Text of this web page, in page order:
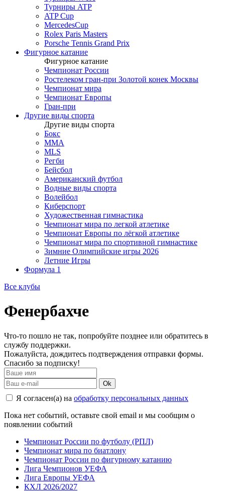
Турниры ATP
ATP Cup
MercedesCup
Rolex Paris Masters
Porsche Tennis Grand Prix
Фигурное катание
Фигурное катание
Чемпионат России
Ростелеком гран-при Золотой конек Москвы
Чемпионат мира
Чемпионат Европы
Гран-при
Другие виды спорта
Другие виды спорта
Бокс
MMA
MLS
Регби
Бейсбол
Американский футбол
Водные виды спорта
Волейбол
Киберспорт
Художественная гимнастика
Чемпионат мира по легкой атлетике
Чемпионат Европы по лёгкой атлетике
Чемпионат мира по спортивной гимнастике
Зимние Олимпийские игры 2026
Летние Игры
Формула 1
Все клубы
Фенербахче
Что-то пошло не так, попробуйте позднее или обратитесь в
службу поддержки.
Пожалуйста, дождитесь подтверждения отправки формы.
Спасибо за подписку!
Ok
Я согласен(а) на обработку персональных данных
Пока нет событий, оставьте свой email и мы сообщим о
появлении событий
Чемпионат России по футболу (РПЛ)
Чемпионат мира по биатлону
Чемпионат России по фигурному катанию
Лига Чемпионов УЕФА
Лига Европы УЕФА
КХЛ 2026/2027